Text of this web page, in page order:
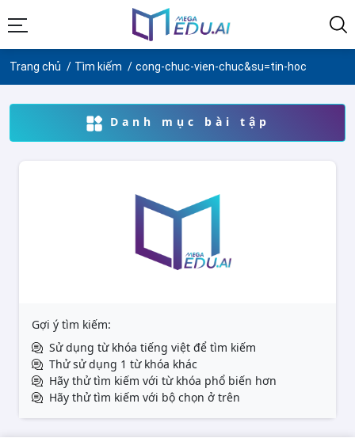
Trang chủ Tìm kiếm cong-chuc-vien-chuc&su=tin-hoc
Danh mục bài tập
Gợi ý tìm kiếm:
Sử dụng từ khóa tiếng việt để tìm kiếm
Thử sử dụng 1 từ khóa khác
Hãy thử tìm kiếm với từ khóa phổ biến hơn
Hãy thử tìm kiếm với bộ chọn ở trên